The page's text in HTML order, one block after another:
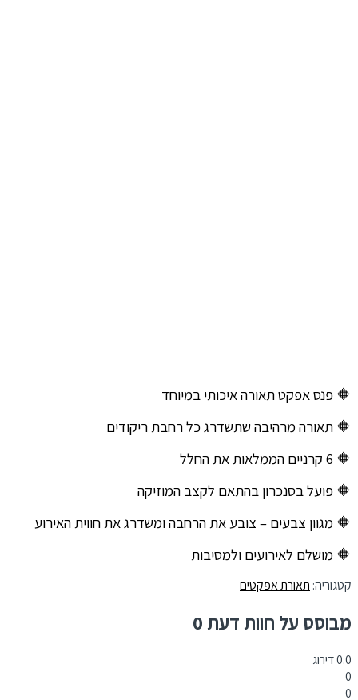
🔶 פנס אפקט תאורה איכותי במיוחד
🔶 תאורה מרהיבה שתשדרג כל רחבת ריקודים
🔶 6 קרניים הממלאות את החלל
🔶 פועל בסנכרון בהתאם לקצב המוזיקה
🔶 מגוון צבעים – צובע את הרחבה ומשדרג את חווית האירוע
🔶 מושלם לאירועים ולמסיבות
קטגוריה:תאורת אפקטים
מבוסס על חוות דעת 0
0.0דירוג